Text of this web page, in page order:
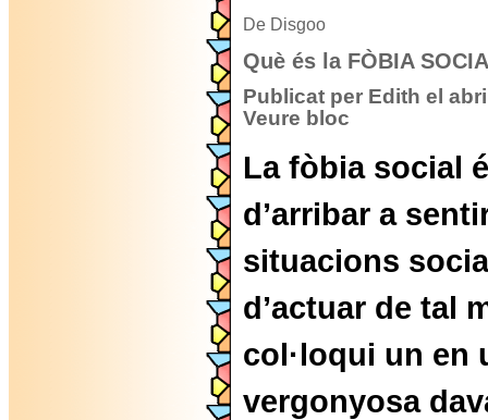
De Disgoo
Què és la FÒBIA
Publicat per Edith el
Veure bloc
La fòbia social
d’arribar a
situacions
d’actuar de tal
col·loqui un en
vergonyosa